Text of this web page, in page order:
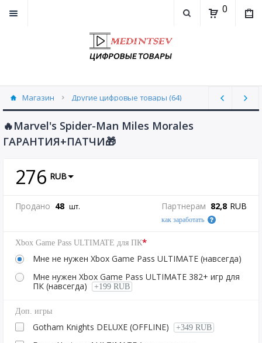
0
Магазин Другие цифровые товары (64)
🔥Marvel's Spider-Man Miles Morales
ГАРАНТИЯ+ПАТЧИ🎁
276 RUB
Продано 48 шт. Партнерам 82,8 RUB
как заработать
Xbox Game Pass ULTIMATE для ПК*
Мне не нужен Xbox Game Pass ULTIMATE (навсегда)
Мне нужен Xbox Game Pass ULTIMATE 382+ игр для
ПК (навсегда)
+199 RUB
Доп. игры
Gotham Knights DELUXE (OFFLINE) +349 RUB